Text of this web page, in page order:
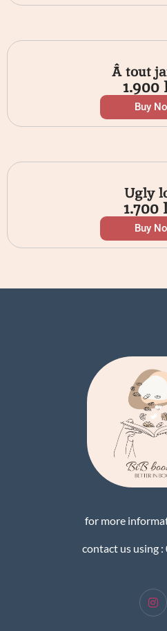
Â tout
1.900
Buy
Ugly
1.700
Buy
for more
contact us using